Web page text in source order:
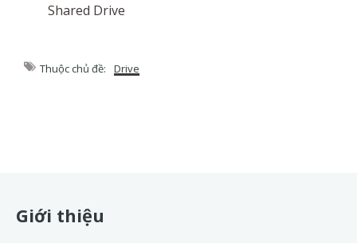
Shared Drive
Thuộc chủ đề: Drive
Footer
Giới thiệu